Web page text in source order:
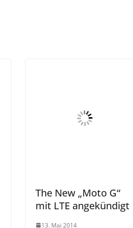
The New „Moto G“
mit LTE angekündigt
13. Mai 2014